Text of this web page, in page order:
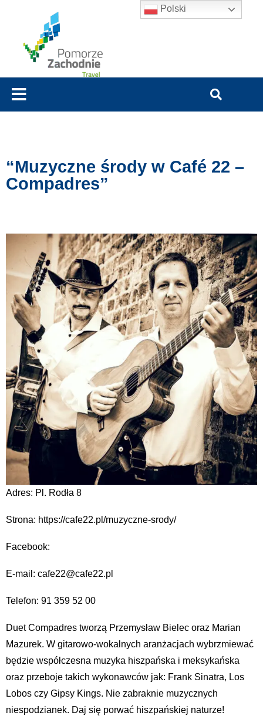
“Muzyczne środy w Café 22 –
Compadres”
Adres: Pl. Rodła 8
Strona: https://cafe22.pl/muzyczne-srody/
Facebook:
E-mail: cafe22@cafe22.pl
Telefon: 91 359 52 00
Duet Compadres tworzą Przemysław Bielec oraz Marian
Mazurek. W gitarowo-wokalnych aranżacjach wybrzmiewać
będzie współczesna muzyka hiszpańska i meksykańska
oraz przeboje takich wykonawców jak: Frank Sinatra, Los
Lobos czy Gipsy Kings. Nie zabraknie muzycznych
niespodzianek. Daj się porwać hiszpańskiej naturze!
Polski